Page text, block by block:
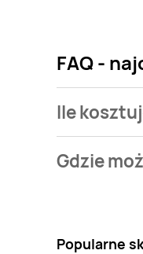
FAQ -
Ile
warzyw ziół i
Gdzie
Popularne